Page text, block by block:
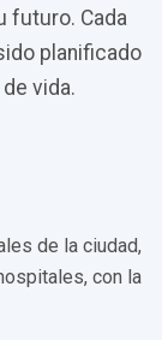
futuro. Cada
planificado
vida.
de la ciudad,
con la